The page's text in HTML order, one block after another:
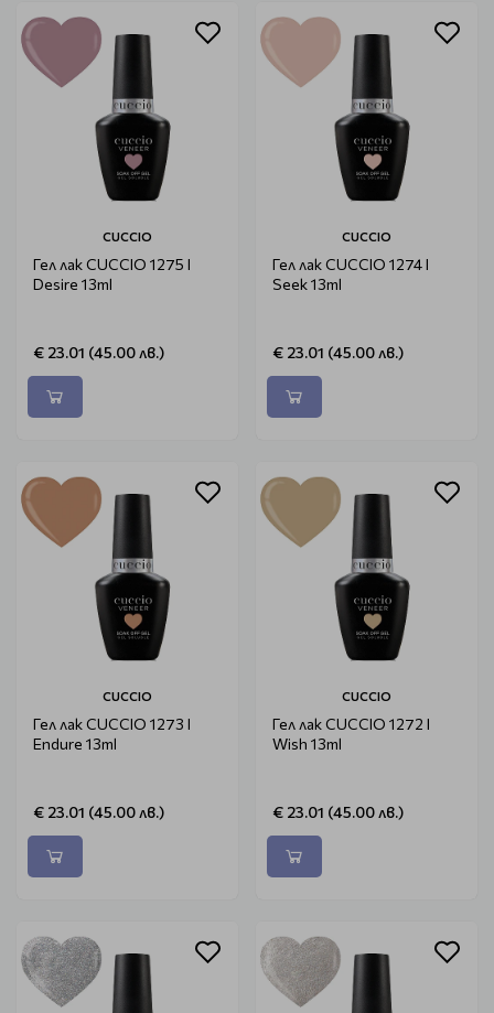
CUCCIO
Гел лак CUCCIO 1275 I
Desire 13ml
€ 23.01 (45.00 лв.)
CUCCIO
Гел лак CUCCIO 1274 I
Seek 13ml
€ 23.01 (45.00 лв.)
CUCCIO
Гел лак CUCCIO 1273 I
Endure 13ml
€ 23.01 (45.00 лв.)
CUCCIO
Гел лак CUCCIO 1272 I
Wish 13ml
€ 23.01 (45.00 лв.)